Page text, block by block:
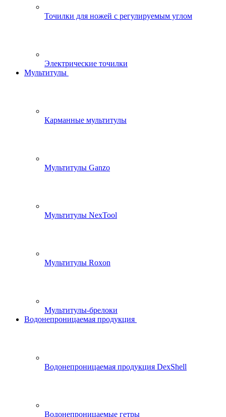
Точилки для ножей с регулируемым углом
Электрические точилки
Мультитулы
Карманные мультитулы
Мультитулы Ganzo
Мультитулы NexTool
Мультитулы Roxon
Мультитулы-брелоки
Водонепроницаемая продукция
Водонепроницаемая продукция DexShell
Водонепроницаемые гетры